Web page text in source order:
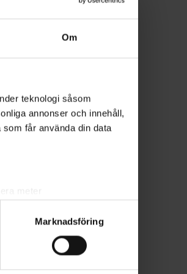
Om
teknologi såsom
annonser och innehåll,
får använda din data
meter
. Du kan ändra
Vissa kakor är
Marknadsföring